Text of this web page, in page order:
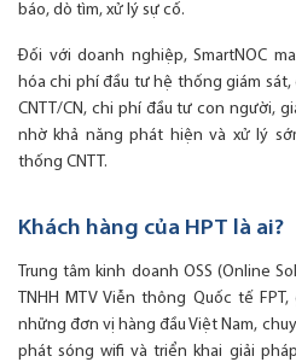
báo, dò tìm, xử lý sự cố.
Đối với doanh nghiệp, SmartNOC
hóa chi phí đầu tư hệ thống giám
CNTT/CN, chi phí đầu tư con người,
nhờ khả năng phát hiện và xử lý
thống CNTT.
Khách hàng của HPT là ai?
Trung tâm kinh doanh OSS (Online
TNHH MTV Viễn thông Quốc tế
những đơn vị hàng đầu Việt Nam,
phát sóng wifi và triển khai giải